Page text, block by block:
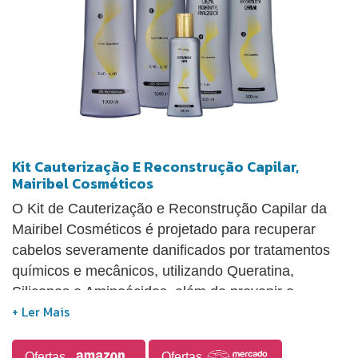
Kit Cauterização E Reconstrução Capilar,
Mairibel Cosméticos
O Kit de Cauterização e Reconstrução Capilar da
Mairibel Cosméticos é projetado para recuperar
cabelos severamente danificados por tratamentos
químicos e mecânicos, utilizando Queratina,
Silicones e Aminoácidos, além de prevenir o
ressecamento, proporcionando saúde, maciez e
um Shampoo Anti Resíduos (1000ml), um